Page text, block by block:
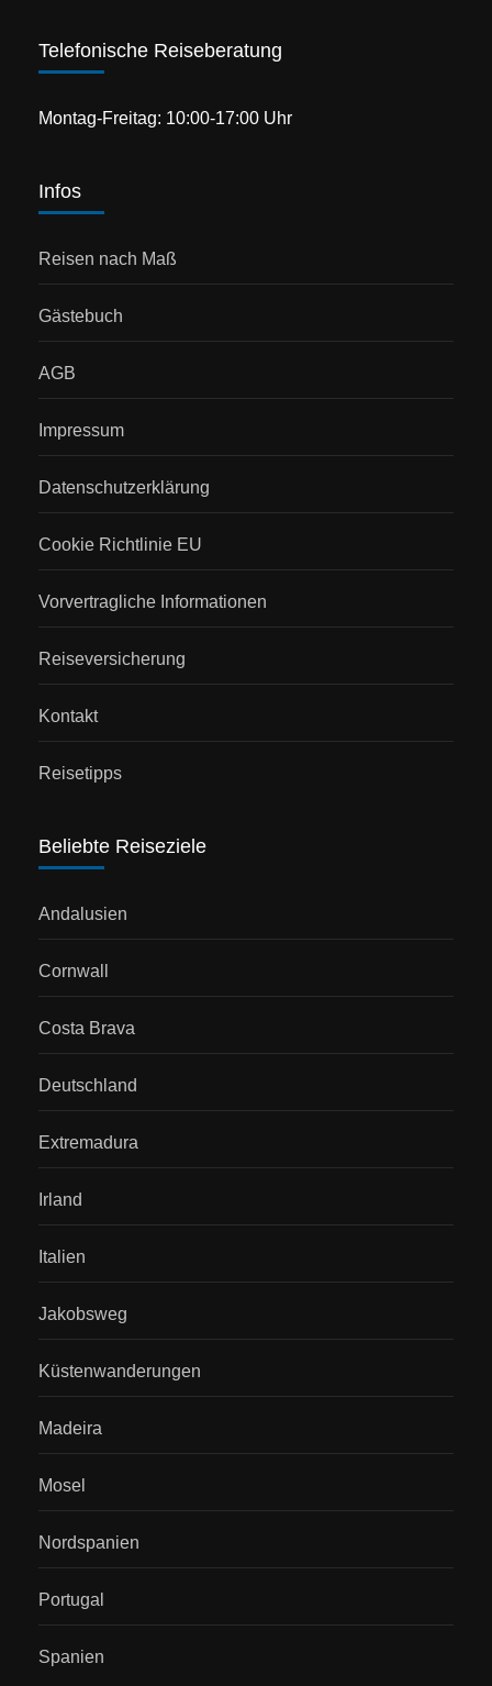
Telefonische Reiseberatung
Montag-Freitag: 10:00-17:00 Uhr
Infos
Reisen nach Maß
Gästebuch
AGB
Impressum
Datenschutzerklärung
Cookie Richtlinie EU
Vorvertragliche Informationen
Reiseversicherung
Kontakt
Reisetipps
Beliebte Reiseziele
Andalusien
Cornwall
Costa Brava
Deutschland
Extremadura
Irland
Italien
Jakobsweg
Küstenwanderungen
Madeira
Mosel
Nordspanien
Portugal
Spanien